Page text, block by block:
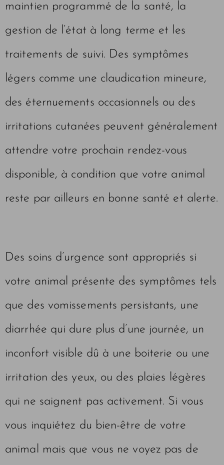
maintien programmé de la santé, la
gestion de l’état à long terme et les
traitements de suivi. Des symptômes
légers comme une claudication mineure,
des éternuements occasionnels ou des
irritations cutanées peuvent généralement
attendre votre prochain rendez-vous
disponible, à condition que votre animal
reste par ailleurs en bonne santé et alerte.
Des soins d’urgence sont appropriés si
votre animal présente des symptômes tels
que des vomissements persistants, une
diarrhée qui dure plus d’une journée, un
inconfort visible dû à une boiterie ou une
irritation des yeux, ou des plaies légères
qui ne saignent pas activement. Si vous
vous inquiétez du bien-être de votre
animal mais que vous ne voyez pas de